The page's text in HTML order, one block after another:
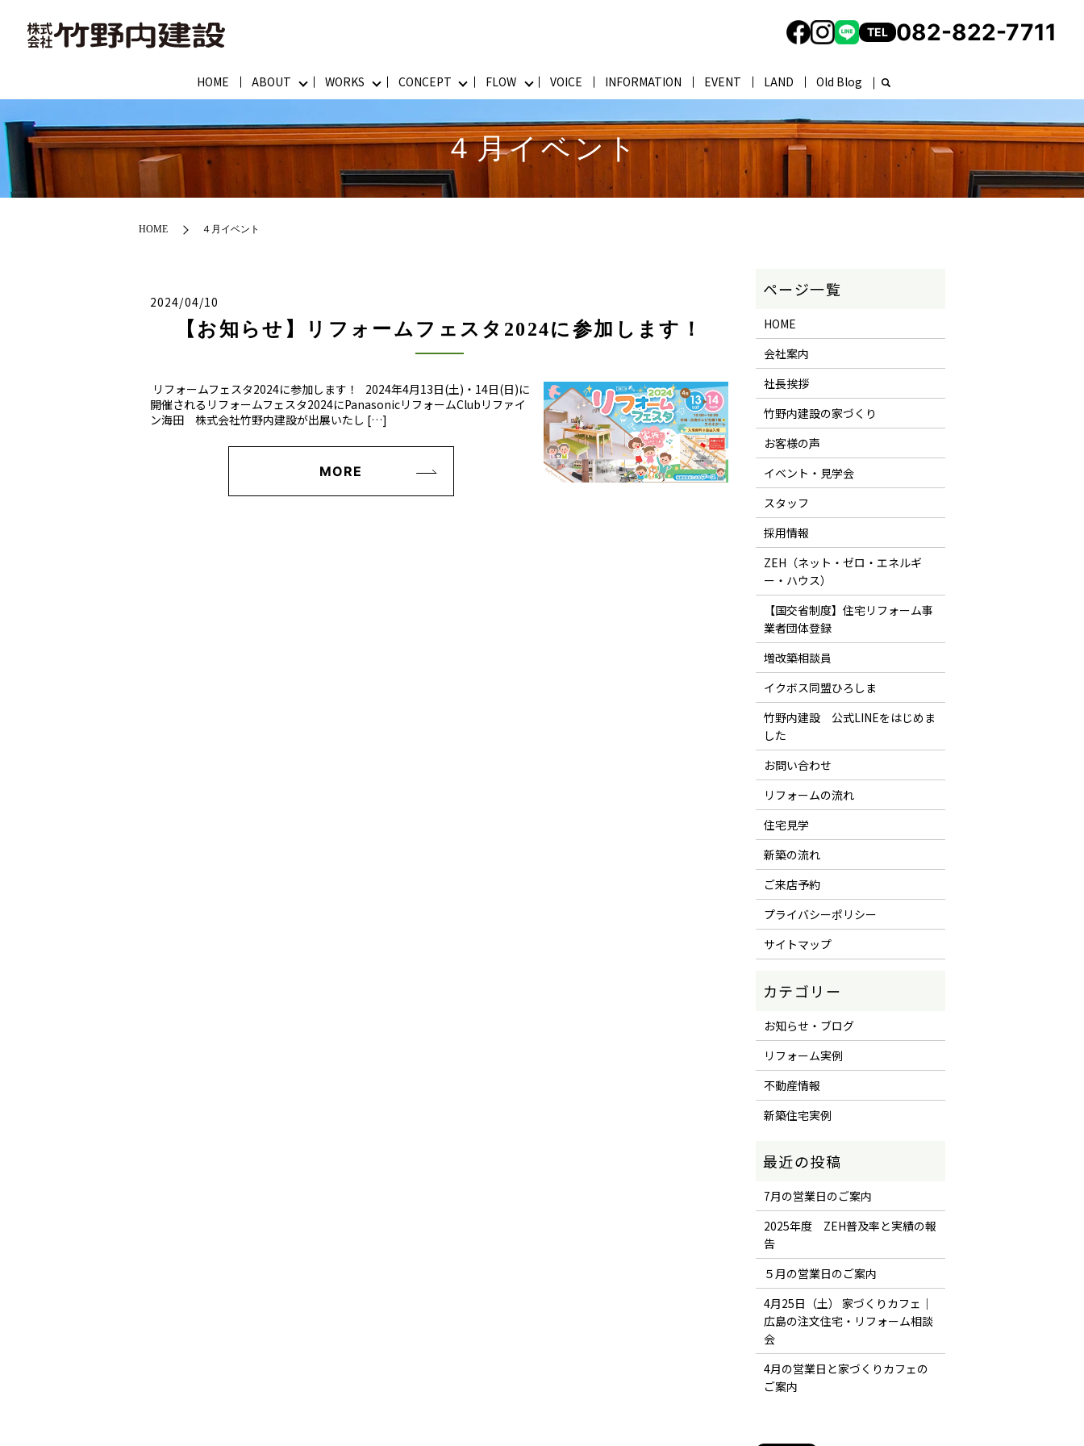
HOME ABOUT WORKS CONCEPT FLOW VOICE INFORMATION EVENT LAND Old Blog
TEL 082-822-7711
４月イベント
HOME ４月イベント
2024/04/10
【お知らせ】リフォームフェスタ2024に参加します！
リフォームフェスタ2024に参加します！ 2024年4月13日(土)・14日(日)に
開催されるリフォームフェスタ2024にPanasonicリフォームClubリファイ
ン海田 株式会社竹野内建設が出展いたし […]
MORE
HOME
会社案内
社長挨拶
竹野内建設の家づくり
お客様の声
イベント・見学会
スタッフ
採用情報
ZEH（ネット・ゼロ・エネルギ
ー・ハウス）
【国交省制度】住宅リフォーム事
業者団体登録
増改築相談員
イクボス同盟ひろしま
竹野内建設 公式LINEをはじめま
した
お問い合わせ
リフォームの流れ
住宅見学
新築の流れ
ご来店予約
プライバシーポリシー
サイトマップ
お知らせ・ブログ
リフォーム実例
不動産情報
新築住宅実例
7月の営業日のご案内
2025年度 ZEH普及率と実績の報
告
５月の営業日のご案内
4月25日（土） 家づくりカフェ｜
広島の注文住宅・リフォーム相談
会
4月の営業日と家づくりカフェの
ご案内